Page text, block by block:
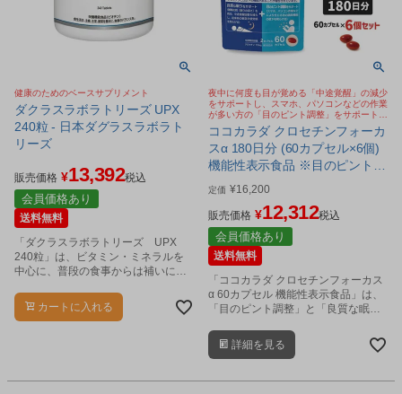
健康のためのベースサプリメント
ダクラスラボラトリーズ UPX
240粒 - 日本ダグラスラボラト
リーズ
販売価格 ¥13,392税込
会員価格あり
送料無料
「ダクラスラボラトリーズ UPX
240粒」は、ビタミン・ミネラルを
中心に、普段の食事からは補いにく
めのサプリメントです。
カートに入れる
夜中に何度も目が覚める「中途覚醒」の減少
をサポートし、スマホ、パソコンなどの作業
が多い方の「目のピント調整」をサポートす
るサプリメント
ココカラダ クロセチンフォーカ
スα 180日分 (60カプセル×6個)
機能性表示食品 ※目のピント調
節 睡眠の質 Wサポート サプリ
[睡眠サプリ/目サプリ]
定価 ¥16,200
販売価格 ¥12,312税込
会員価格あり
送料無料
「ココカラダ クロセチンフォーカス
α 60カプセル 機能性表示食品」は、
「目のピント調整」と「良質な眠
を配合したサプリメントです。
詳細を見る